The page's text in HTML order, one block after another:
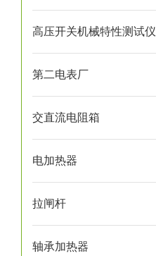
高压开关机械特性测试仪
第二电表厂
交直流电阻箱
电加热器
拉闸杆
轴承加热器